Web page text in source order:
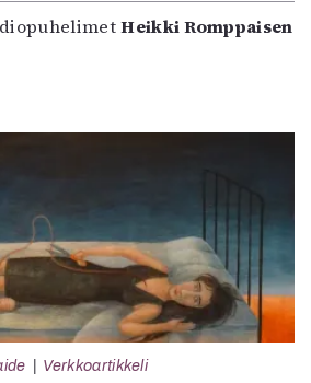
Heikki Romppaisen
Verkkoartikkeli